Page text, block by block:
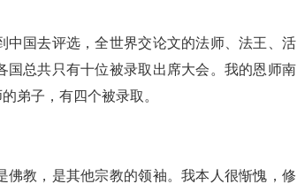
国去评选，全世界交论文的法师、法王、活
总共只有十位被录取出席大会。我的恩师南
弟子，有四个被录取。
教，是其他宗教的领袖。我本人很惭愧，修